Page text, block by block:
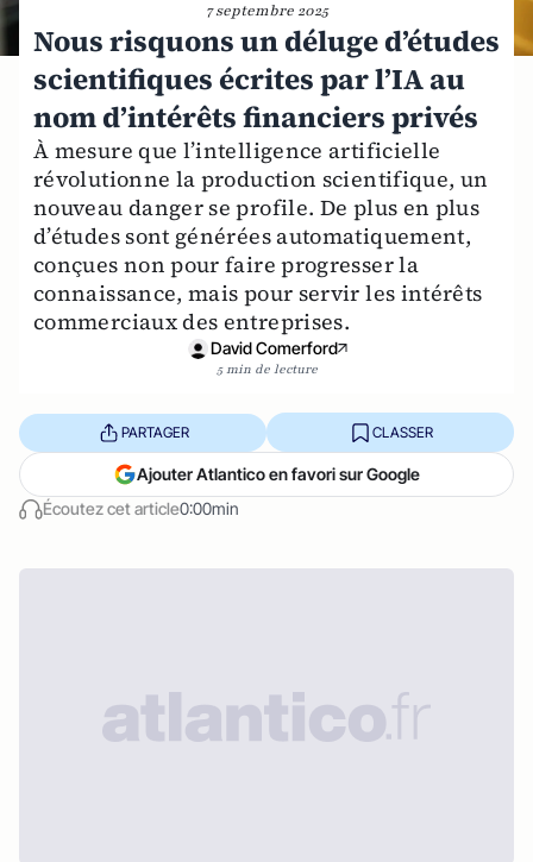
7 septembre 2025
Nous risquons un déluge d’études
scientifiques écrites par l’IA au
nom d’intérêts financiers privés
À mesure que l’intelligence artificielle
révolutionne la production scientifique, un
nouveau danger se profile. De plus en plus
d’études sont générées automatiquement,
conçues non pour faire progresser la
connaissance, mais pour servir les intérêts
commerciaux des entreprises.
David Comerford
5 min de lecture
Écoutez cet article0:00min
PARTAGER CLASSER
Ajouter Atlantico en favori sur Google